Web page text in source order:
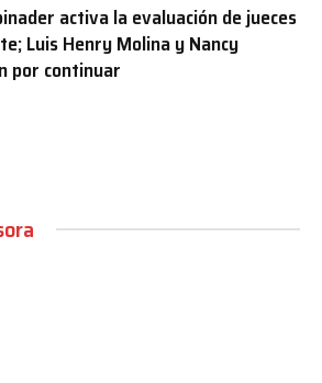
activa la evaluación de jueces
Luis Henry Molina y Nancy
por continuar